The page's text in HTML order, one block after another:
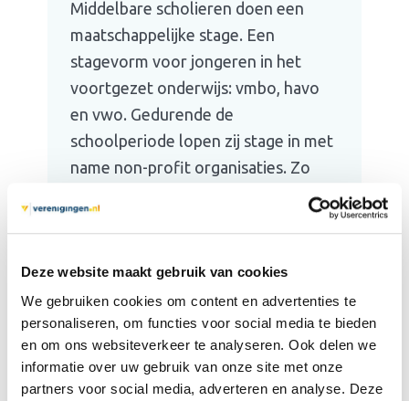
Deze website maakt gebruik van cookies
We gebruiken cookies om content en advertenties te
personaliseren, om functies voor social media te bieden
en om ons websiteverkeer te analyseren. Ook delen we
informatie over uw gebruik van onze site met onze
partners voor social media, adverteren en analyse. Deze
Middelbare scholieren doen een
maatschappelijke stage. Een
stagevorm voor jongeren in het
voortgezet onderwijs: vmbo, havo
en vwo. Gedurende de
schoolperiode lopen zij stage in met
name non-profit organisaties. Zo
kunnen zij op een praktijkgerichte
wijze kennismaken met sociaal
samenleving. Wat kan de stagiair
voor jou […]
Lees meer